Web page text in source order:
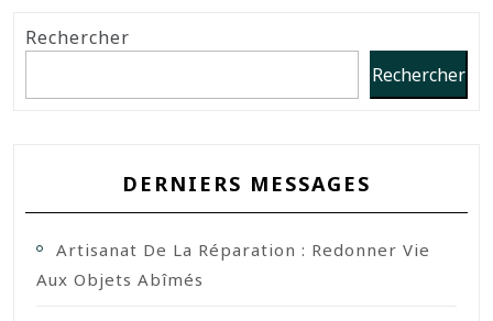
Rechercher
Rechercher
DERNIERS MESSAGES
Artisanat De La Réparation : Redonner Vie
Aux Objets Abîmés